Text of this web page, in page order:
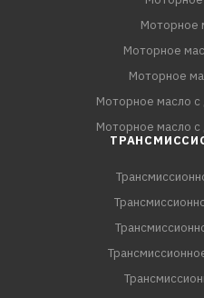
Моторное
Моторное
Моторное
Моторное масло с
Моторное масло с